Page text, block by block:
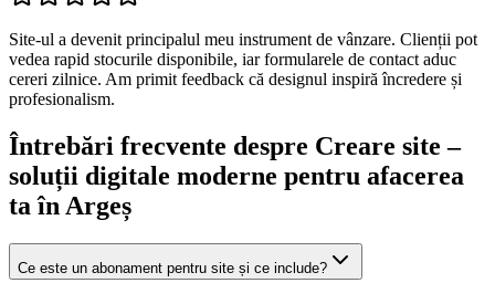
Site-ul a devenit principalul meu instrument de vânzare. Clienții pot
vedea rapid stocurile disponibile, iar formularele de contact aduc
cereri zilnice. Am primit feedback că designul inspiră încredere și
profesionalism.
Întrebări frecvente despre Creare site –
soluții digitale moderne pentru afacerea
ta în Argeș
Ce este un abonament pentru site și ce include?